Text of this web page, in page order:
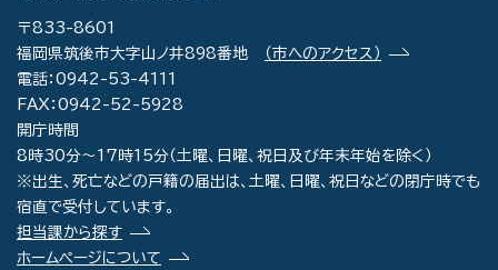
〒833-8601
福岡県筑後市大字山ノ井898番地
（市へのアクセス）
電話：0942-53-4111
FAX：0942-52-5928
開庁時間
8時30分～17時15分（土曜、日曜、祝日及び年末年始を除く）
※出生、死亡などの戸籍の届出は、土曜、日曜、祝日などの閉庁時でも
宿直で受付しています。
担当課から探す
ホームページについて